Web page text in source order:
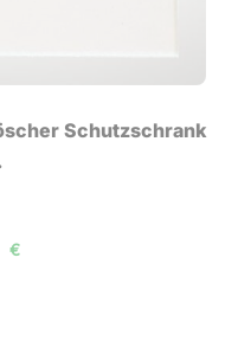
Schutzschrank
€